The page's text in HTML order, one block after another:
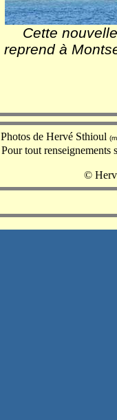
Cette
reprend à
Photos de Hervé Sthioul
Pour tout renseignements
©